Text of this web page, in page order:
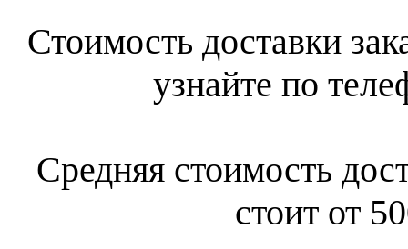
Стоимость доставки
узнайте по
Средняя стоимость
стоит от